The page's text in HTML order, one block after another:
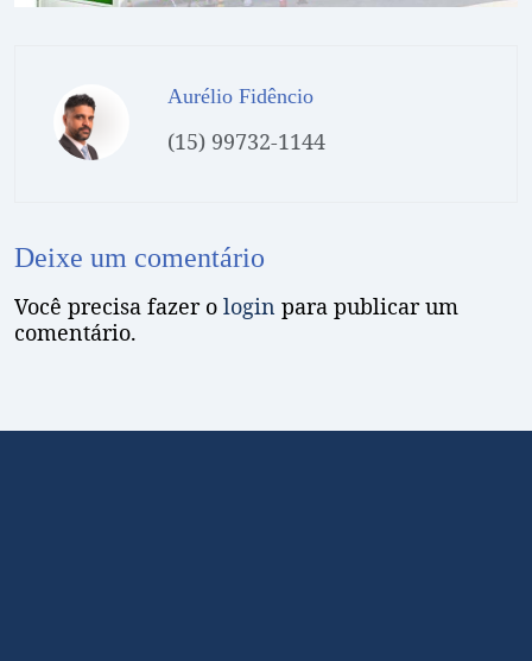
Aurélio Fidêncio
(15) 99732-1144
Deixe um comentário
Você precisa fazer o login para publicar um
comentário.